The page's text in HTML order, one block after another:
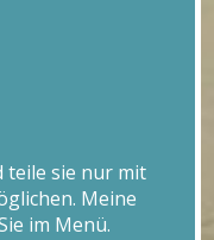
teile sie nur mit
Meine
im Menü.